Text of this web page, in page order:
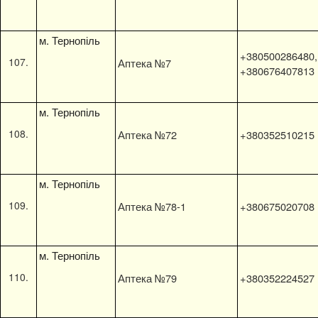
м. Тернопіль
Аптека №7
+380500286480,
+380676407813
м. Тернопіль
Аптека №72 +380352510215
м. Тернопіль
Аптека №78-1 +380675020708
м. Тернопіль
Аптека №79 +380352224527